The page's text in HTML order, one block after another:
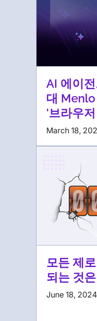
AI 에이
대
‘브라우
March 18,
모든 제
되는 것
June 18, 2024